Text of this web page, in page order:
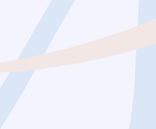
箱｜黑
安立
綜合測